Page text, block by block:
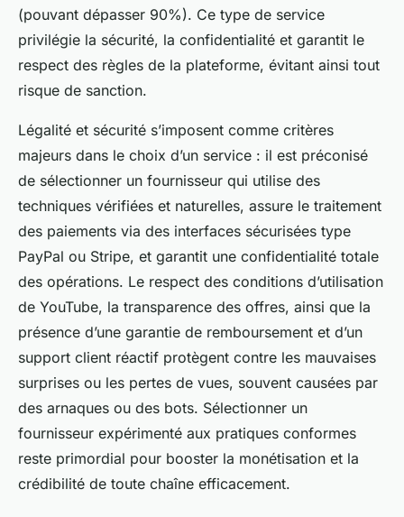
(pouvant dépasser 90%). Ce type de service
privilégie la sécurité, la confidentialité et garantit le
respect des règles de la plateforme, évitant ainsi tout
risque de sanction.
Légalité et sécurité s’imposent comme critères
majeurs dans le choix d’un service : il est préconisé
de sélectionner un fournisseur qui utilise des
techniques vérifiées et naturelles, assure le traitement
des paiements via des interfaces sécurisées type
PayPal ou Stripe, et garantit une confidentialité totale
des opérations. Le respect des conditions d’utilisation
de YouTube, la transparence des offres, ainsi que la
présence d’une garantie de remboursement et d’un
support client réactif protègent contre les mauvaises
surprises ou les pertes de vues, souvent causées par
des arnaques ou des bots. Sélectionner un
fournisseur expérimenté aux pratiques conformes
reste primordial pour booster la monétisation et la
crédibilité de toute chaîne efficacement.